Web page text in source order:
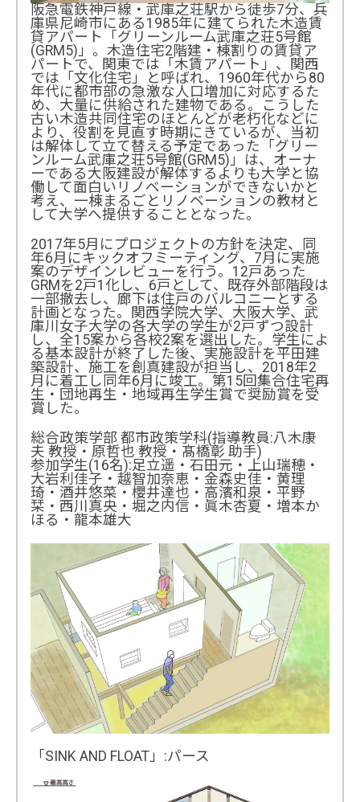
阪急電鉄神戸線・武庫之荘駅から徒歩7分、兵
庫県尼崎市にある1985年に建てられた木造賃
貸アパート「グリーンルーム武庫之荘5号館
(GRM5)」。木造住宅2階建・棟割りの賃貸ア
パートで、関東では「木賃アパート」、関西
では「文化住宅」と呼ばれ、1960年代から80
年代に都市部の急激な人口増加に対応するた
め、大量に供給された建物である。こうした
古い木造共同住宅のほとんどが老朽化などに
より、役割を見直す時期にきているが、当初
は解体して立て替える予定であった「グリー
ンルーム武庫之荘5号館(GRM5)」は、オーナ
ーである大阪建設が解体するよりも大学と協
働して面白いリノベーションができないかと
考え、一棟まるごとリノベーションの教材と
して大学へ提供することとなった。
2017年5月にプロジェクトの方針を決定、同
年6月にキックオフミーティング、7月に実施
案のデザインレビューを行う。12戸あった
GRMを2戸1化し、6戸として、既存外部階段は
一部撤去し、廊下は住戸のバルコニーとする
計画となった。関西学院大学、大阪大学、武
庫川女子大学の各大学の学生が2戸ずつ設計
し、全15案から各校2案を選出した。学生によ
る基本設計が終了した後、実施設計を平田建
築設計、施工を創真建設が担当し、2018年2
月に着工し同年6月に竣工。第15回集合住宅再
生・団地再生・地域再生学生賞で奨励賞を受
賞した。
総合政策学部 都市政策学科(指導教員:八木康
夫 教授・原哲也 教授・髙橋彰 助手)
参加学生(16名):足立遥・石田元・上山瑞穂・
大岩利佳子・越智加奈恵・金森史佳・黄理
琦・酒井悠菜・櫻井達也・高濱和泉・平野
栞・西川真央・堀之内信・眞木杏夏・増本か
ほる・龍本雄大
「SINK AND FLOAT」:パース